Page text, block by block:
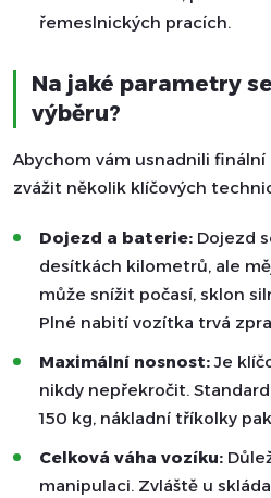
řemeslnických pracích.
Na jaké parametry
výběru?
Abychom vám usnadnili
zvážit několik klíčových
Dojezd a baterie: Dojezd
desítkách kilometrů, ale
může snížit počasí, sklon
Plné nabití vozítka trvá
Maximální nosnost:Je
nikdy nepřekročit.
150 kg, nákladní tříkolky
Celková váha vozíku:
manipulaci. Zvláště u